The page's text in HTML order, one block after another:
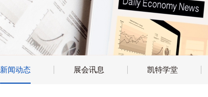
新闻动态 展会讯息 凯特学堂